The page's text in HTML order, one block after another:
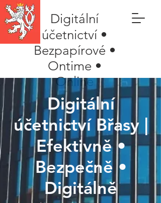
Digitální
účetnictví •
Bezpapírové •
Ontime •
Online
Digitální
účetnictví Břasy |
Efektivně •
Bezpečně •
Digitálně